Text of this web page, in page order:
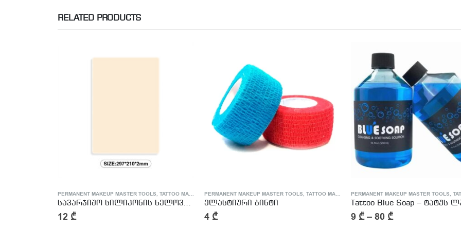
RELATED PRODUCTS
PERMANENT MAKEUP MASTER TOOLS, TATTOO MASTER SUPPLIES
ელასტიური ბინტი
4₾
PERMANENT MAKEUP MASTER TOOLS, TATTOO MASTER SUPPLIES
9 ₾–
PERMANENT MAKEUP MASTER TOOLS,
2 ₾